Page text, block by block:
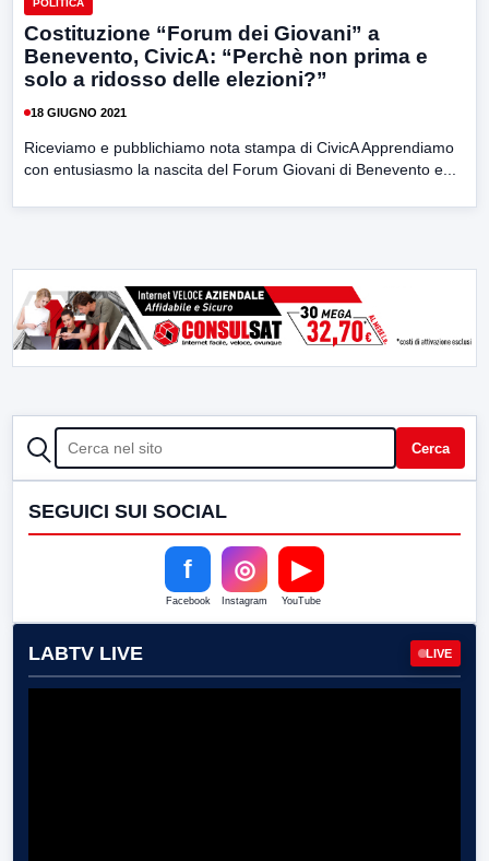
POLITICA
Costituzione “Forum dei Giovani” a
Benevento, CivicA: “Perchè non prima e
solo a ridosso delle elezioni?”
18 GIUGNO 2021
Riceviamo e pubblichiamo nota stampa di CivicA Apprendiamo
con entusiasmo la nascita del Forum Giovani di Benevento e...
CERCA Cerca
SEGUICI SUI SOCIAL
f
Facebook
◎
Instagram
▶
YouTube
LABTV LIVE LIVE